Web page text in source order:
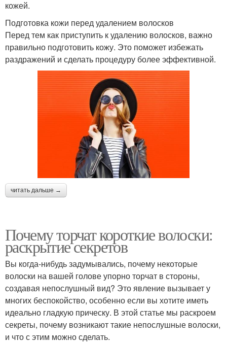
кожей.
Подготовка кожи перед удалением волосков
Перед тем как приступить к удалению волосков, важно
правильно подготовить кожу. Это поможет избежать
раздражений и сделать процедуру более эффективной.
читать дальше →
Почему торчат короткие волоски:
раскрытие секретов
Вы когда-нибудь задумывались, почему некоторые
волоски на вашей голове упорно торчат в стороны,
создавая непослушный вид? Это явление вызывает у
многих беспокойство, особенно если вы хотите иметь
идеально гладкую прическу. В этой статье мы раскроем
секреты, почему возникают такие непослушные волоски,
и что с этим можно сделать.